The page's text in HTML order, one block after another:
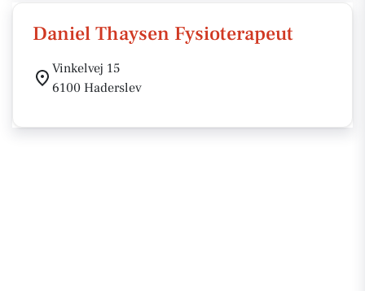
Daniel Thaysen Fysioterapeut
Vinkelvej 15
6100 Haderslev